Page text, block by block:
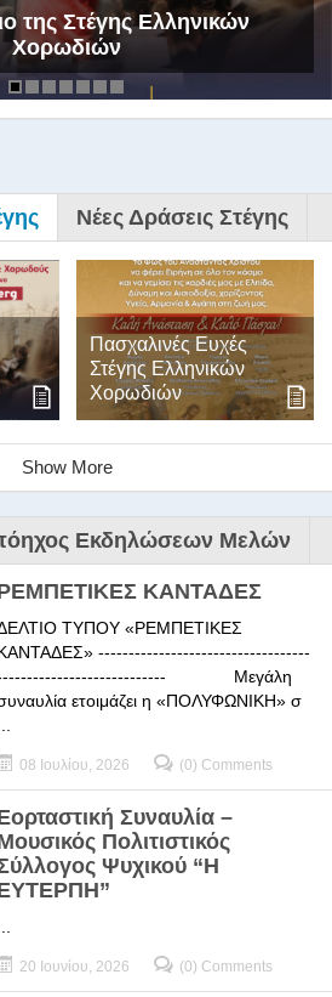
της Στέγης Ελληνικών
Χορωδιών
Νέες Δράσεις Στέγης
Πασχαλινές Ευχές
Στέγης Ελληνικών
Χορωδιών
Show More
Εκδηλώσεων Μελών
ΚΑΝΤΑΔΕΣ
ΤΥΠΟΥ «ΡΕΜΠΕΤΙΚΕΣ
-----------------------------------
Μεγάλη
ετοιμάζει η «ΠΟΛΥΦΩΝΙΚΗ» σ
08 Ιουλίου, 2026 (0) Comments
Συναυλία –
Πολιτιστικός
Ψυχικού “Η
20 Ιουνίου, 2026 (0) Comments